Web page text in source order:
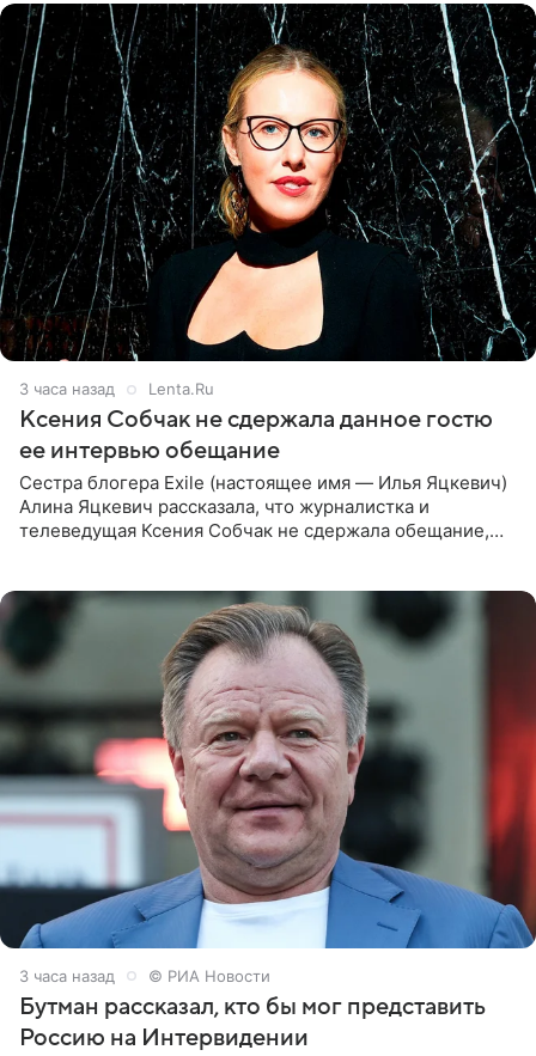
3 часа назад Lenta.Ru
Ксения Собчак не сдержала данное гостю
ее интервью обещание
Сестра блогера Exile (настоящее имя — Илья Яцкевич)
Алина Яцкевич рассказала, что журналистка и
телеведущая Ксения Собчак не сдержала обещание,
3 часа назад © РИА Новости
Бутман рассказал, кто бы мог представить
Россию на Интервидении